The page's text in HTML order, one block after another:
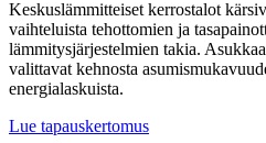
Keskuslämmitteiset kerrostalot
vaihteluista tehottomien ja
lämmitysjärjestelmien takia.
valittavat kehnosta
energialaskuista.
Lue tapauskertomus